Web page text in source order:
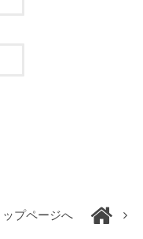
ップページへ